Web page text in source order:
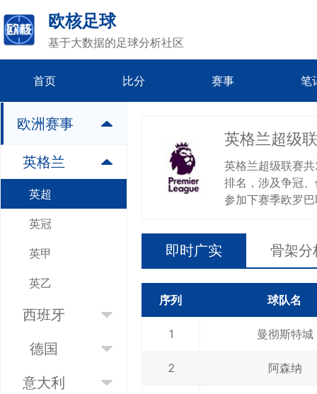
欧核足球
基于大数据的足球分析社区
首页 比分 赛事 笔
欧洲赛事
英格兰
英超
英冠
英甲
英乙
西班牙
德国
意大利
英格兰超级
英格兰超级联赛
排名，涉及争冠
参加下赛季欧罗
即时广实 骨架分
序列 球队名
1 曼彻斯特城
2 阿森纳